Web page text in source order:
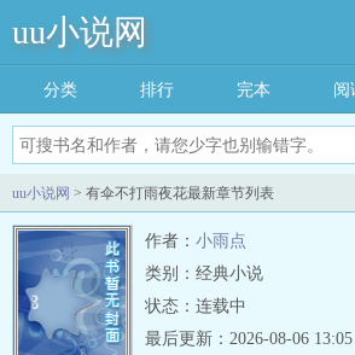
uu小说网
分类 排行 完本 阅
uu小说网 > 有伞不打雨夜花最新章节列表
作者： 小雨点
类别：经典小说
状态：连载中
最后更新：2026-08-06 13:05